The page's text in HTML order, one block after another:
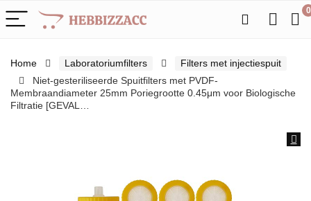
0
Home Laboratoriumfilters
Filters met injectiespuit
Niet-gesteriliseerde Spuitfilters met PVDF-
Membraandiameter 25mm Poriegrootte 0.45μm voor Biologische
Filtratie [GEVAL…